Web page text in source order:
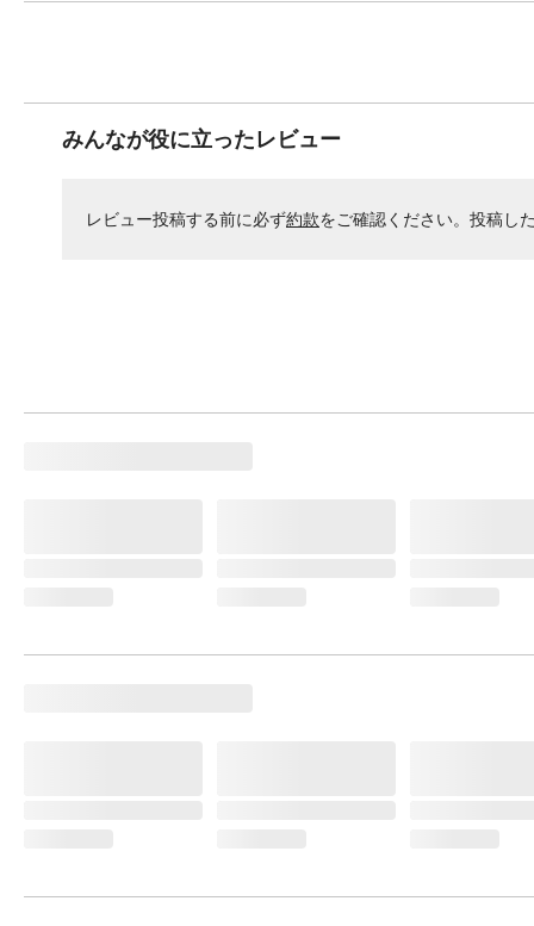
みんなが役に立ったレビュー
レビュー投稿する前に必ず約款をご確認ください。投稿し